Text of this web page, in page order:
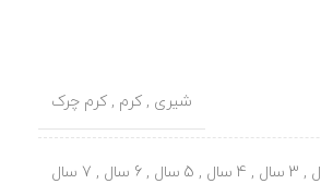
شیری , کرم , کرم چرک
, 3 سال , 4 سال , 5 سال , 6 سال , 7 سال